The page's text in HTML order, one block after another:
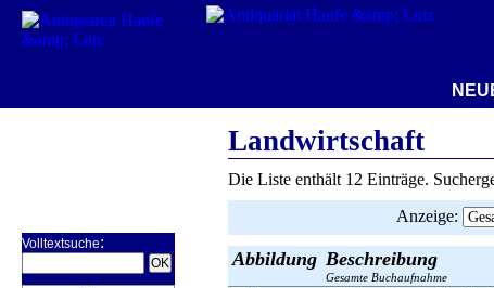
NEUER
Volltextsuche:
Landwirtschaft
Die Liste enthält 12 Einträge.
Anzeige:
Abbildung Beschreibung
Gesamte Buchaufnahme